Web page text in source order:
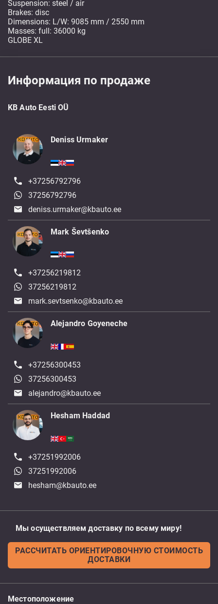
Suspension: steel / air
Brakes: disc
Dimensions: L/W: 9085 mm / 2550 mm
Masses: full: 36000 kg
GLOBE XL
Информация по продаже
KB Auto Eesti OÜ
Deniss Urmaker
+37256792796
37256792796
deniss.urmaker@kbauto.ee
Mark Ševtšenko
+37256219812
37256219812
mark.sevtsenko@kbauto.ee
Alejandro Goyeneche
+37256300453
37256300453
alejandro@kbauto.ee
Hesham Haddad
+37251992006
37251992006
hesham@kbauto.ee
Мы осуществляем доставку по всему миру!
РАССЧИТАТЬ ОРИЕНТИРОВОЧНУЮ СТОИМОСТЬ
ДОСТАВКИ
Местоположение